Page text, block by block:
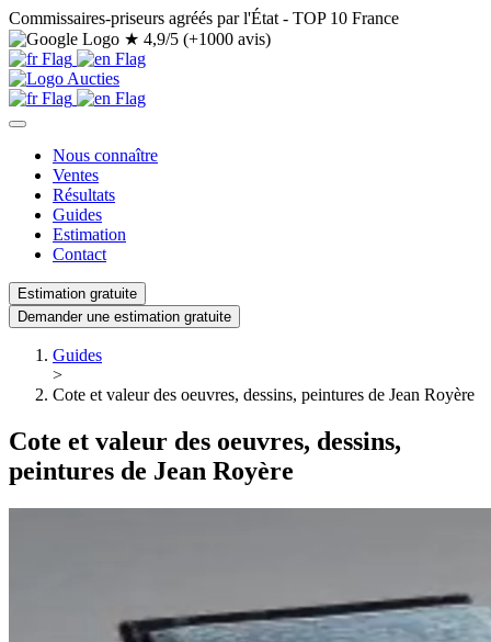
Commissaires-priseurs agréés par l'État - TOP 10 France
★ 4,9/5 (+1000 avis)
Nous connaître
Ventes
Résultats
Guides
Estimation
Contact
Estimation gratuite
Demander une estimation gratuite
Guides
>
Cote et valeur des oeuvres, dessins, peintures de Jean Royère
Cote et valeur des oeuvres, dessins,
peintures de Jean Royère